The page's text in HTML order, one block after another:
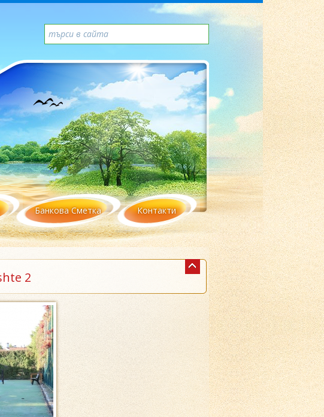
Банкова Сметка Контакти
2